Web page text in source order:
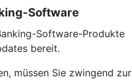
Software
Software-Produkte
bereit.
müssen Sie zwingend zur